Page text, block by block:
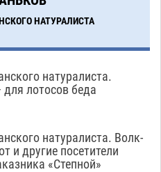
НАТУРАЛИСТА
натуралиста.
лотосов беда
натуралиста. Волк-
и другие посетители
«Степной»